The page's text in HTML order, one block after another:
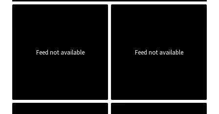
Feed not available Feed not available